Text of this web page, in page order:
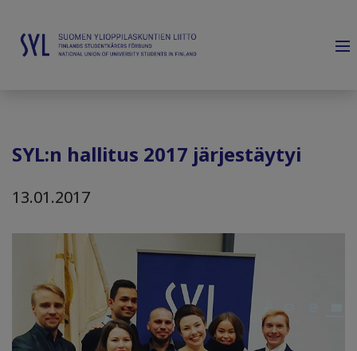
SYL:n hallitus 2017 järjestäytyi
13.01.2017